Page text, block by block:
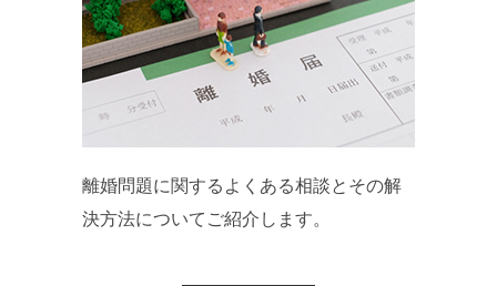
離婚問題に関するよくある相談とその解
決方法についてご紹介します。